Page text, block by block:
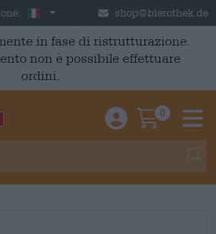
Italia shop@bierothek.de
in fase di ristrutturazione.
non è possibile effettuare
ordini.
Einloggen /
0